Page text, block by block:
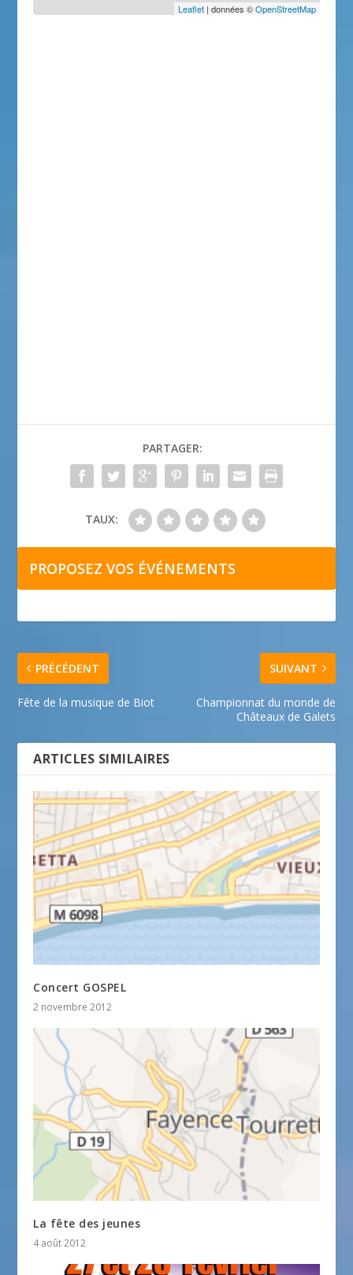
Leaflet| données ©OpenStreetMap
PARTAGER:
TAUX:
PROPOSEZ VOS ÉVÉNEMENTS
PRÉCÉDENT
Fête de la musique de Biot
SUIVANT
Championnat du monde de
Châteaux de Galets
ARTICLES SIMILAIRES
Concert GOSPEL
2 novembre 2012
La fête des jeunes
4 août 2012